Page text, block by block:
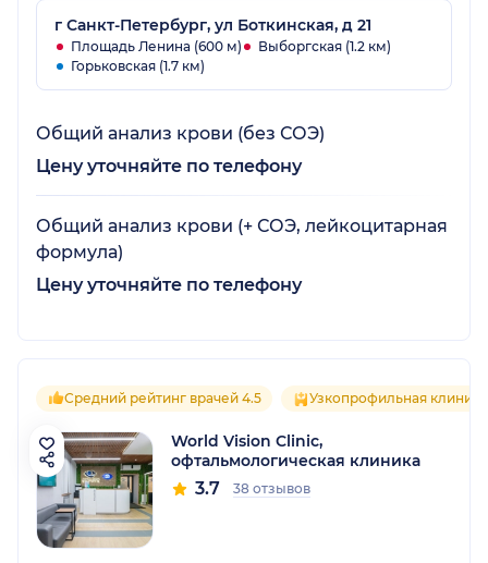
г Санкт-Петербург, ул Боткинская, д 21
Площадь Ленина (600 м)
Выборгская (1.2 км)
Горьковская (1.7 км)
Общий анализ крови (без СОЭ)
Цену уточняйте по телефону
Общий анализ крови (+ СОЭ, лейкоцитарная
формула)
Цену уточняйте по телефону
Средний рейтинг врачей 4.5 Узкопрофильная клиника
World Vision Clinic,
офтальмологическая клиника
3.7 38 отзывов